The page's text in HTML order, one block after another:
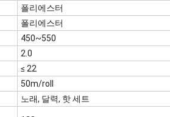
폴리에스터
폴리에스터
450~550
2.0
≤ 22
50m/roll
노래, 달력, 핫 세트